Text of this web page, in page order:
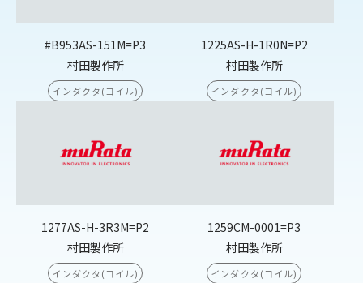
#B953AS-151M=P3
村田製作所
インダクタ(コイル)
1225AS-H-1R0N=P2
村田製作所
インダクタ(コイル)
1277AS-H-3R3M=P2
村田製作所
インダクタ(コイル)
1259CM-0001=P3
村田製作所
インダクタ(コイル)